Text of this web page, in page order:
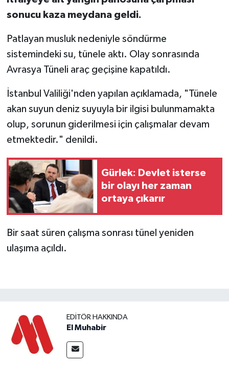
sonucu kaza meydana geldi.
Patlayan musluk nedeniyle söndürme
sistemindeki su, tünele aktı. Olay sonrasında
Avrasya Tüneli araç geçişine kapatıldı.
İstanbul Valiliği'nden yapılan açıklamada, "Tünele
akan suyun deniz suyuyla bir ilgisi bulunmamakta
olup, sorunun giderilmesi için çalışmalar devam
etmektedir." denildi.
Gürlek: Devlet isterse
bir olayı her zaman
ortaya çıkarır
Bir saat süren çalışma sonrası tünel yeniden
ulaşıma açıldı.
EDITÖR HAKKINDA
El Muhabir